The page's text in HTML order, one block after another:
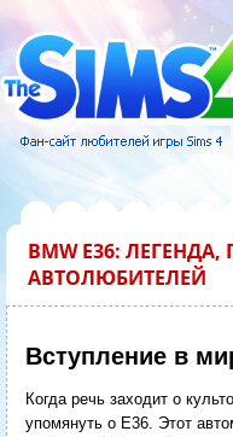
BMW E36:
АВТОЛЮБИТЕЛЕЙ
Вступление в
Когда речь заходит о
упомянуть о E36. Этот